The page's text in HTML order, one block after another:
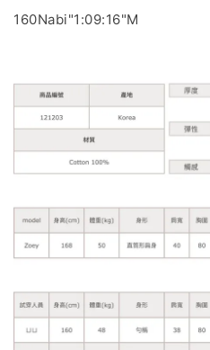
160Nabi"1:09:16"M